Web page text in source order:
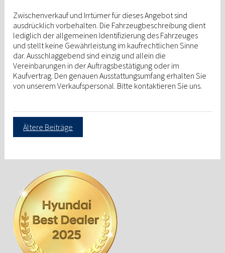
Zwischenverkauf und Irrtümer für dieses Angebot sind
ausdrücklich vorbehalten. Die Fahrzeugbeschreibung dient
lediglich der allgemeinen Identifizierung des Fahrzeuges
und stellt keine Gewährleistung im kaufrechtlichen Sinne
dar. Ausschlaggebend sind einzig und allein die
Vereinbarungen in der Auftragsbestätigung oder im
Kaufvertrag. Den genauen Ausstattungsumfang erhalten Sie
von unserem Verkaufspersonal. Bitte kontaktieren Sie uns.
Beitragsnavigation
Ältere Beiträge